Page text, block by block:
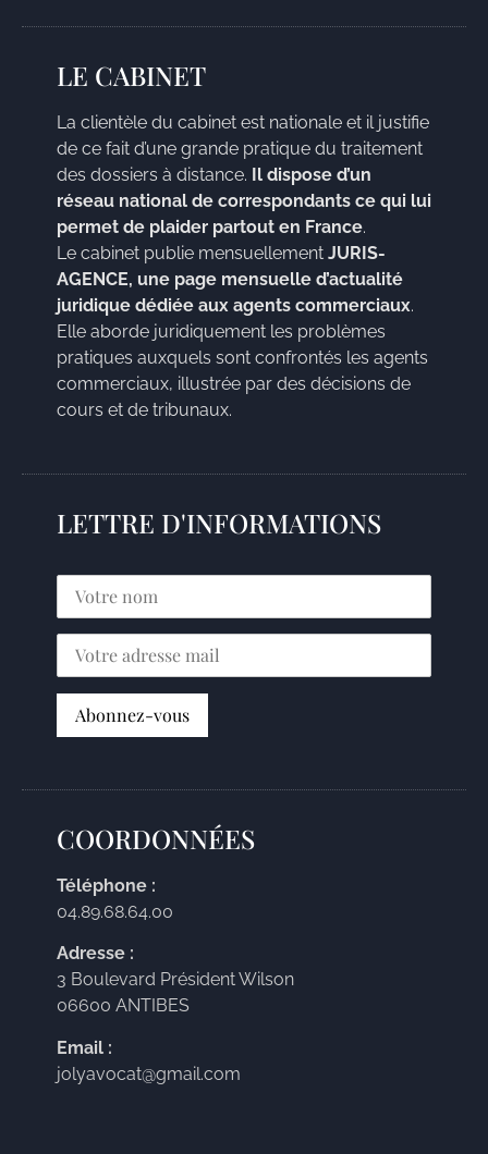
LE CABINET
La clientèle du cabinet est nationale et il justifie
de ce fait d’une grande pratique du traitement
des dossiers à distance. Il dispose d’un
réseau national de correspondants ce qui lui
permet de plaider partout en France.
Le cabinet publie mensuellement JURIS-
AGENCE, une page mensuelle d’actualité
juridique dédiée aux agents commerciaux.
Elle aborde juridiquement les problèmes
pratiques auxquels sont confrontés les agents
commerciaux, illustrée par des décisions de
cours et de tribunaux.
LETTRE D'INFORMATIONS
COORDONNÉES
Téléphone :
04.89.68.64.00
Adresse :
3 Boulevard Président Wilson
06600 ANTIBES
Email :
jolyavocat@gmail.com